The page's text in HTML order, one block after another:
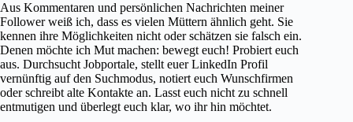
Aus Kommentaren und persönlichen Nachrichten meiner
Follower weiß ich, dass es vielen Müttern ähnlich geht. Sie
kennen ihre Möglichkeiten nicht oder schätzen sie falsch ein.
Denen möchte ich Mut machen: bewegt euch! Probiert euch
aus. Durchsucht Jobportale, stellt euer LinkedIn Profil
vernünftig auf den Suchmodus, notiert euch Wunschfirmen
oder schreibt alte Kontakte an. Lasst euch nicht zu schnell
entmutigen und überlegt euch klar, wo ihr hin möchtet.